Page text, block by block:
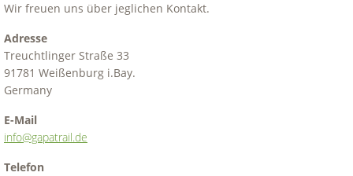
Wir freuen uns über jeglichen Kontakt.
Adresse
Treuchtlinger Straße 33
91781 Weißenburg i.Bay.
Germany
E-Mail
info@gapatrail.de
Telefon